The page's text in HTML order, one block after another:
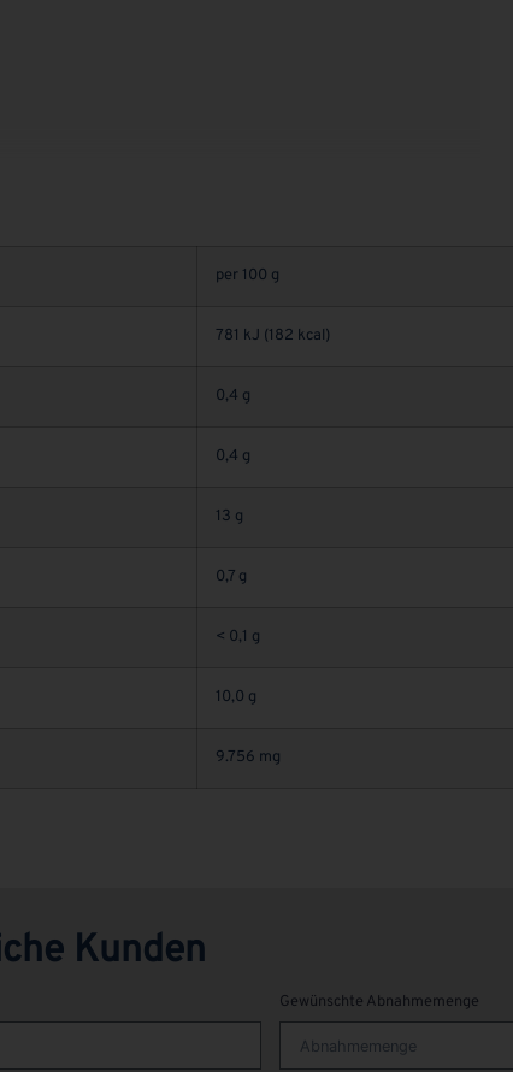
per 100 g
781 kJ (182 kcal)
0,4 g
0,4 g
13 g
0,7 g
< 0,1 g
10,0 g
9.756 mg
Kunden
Gewünschte Abnahmemenge